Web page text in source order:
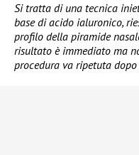
Si tratta di una tecnica
base di acido ialuronico,
profilo della piramide
risultato è immediato ma
procedura va ripetuta